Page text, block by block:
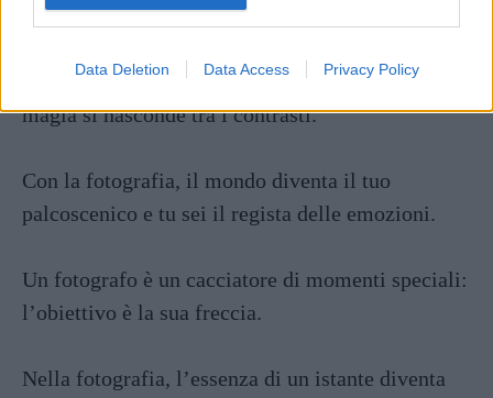
Data Deletion Data Access Privacy Policy
mondi sconosciuti, pronta a stupirti.
La fotografia è un gioco di luci e ombre, dove la
magia si nasconde tra i contrasti.
Con la fotografia, il mondo diventa il tuo
palcoscenico e tu sei il regista delle emozioni.
Un fotografo è un cacciatore di momenti speciali:
l’obiettivo è la sua freccia.
Nella fotografia, l’essenza di un istante diventa